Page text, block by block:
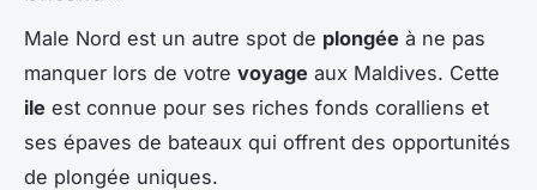
Male Nord est un autre spot de plongée à ne pas
manquer lors de votre voyage aux Maldives. Cette
ile est connue pour ses riches fonds coralliens et
ses épaves de bateaux qui offrent des opportunités
de plongée uniques.